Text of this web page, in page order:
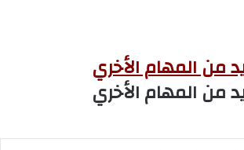
من المهام الأخري
من المهام الأخري